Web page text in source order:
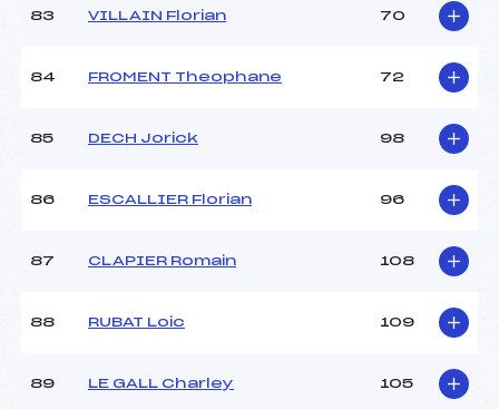
83 VILLAIN Florian 70
84 FROMENT Theophane 72
85 DECH Jorick 98
86 ESCALLIER Florian 96
87 CLAPIER Romain 108
88 RUBAT Loic 109
89 LE GALL Charley 105